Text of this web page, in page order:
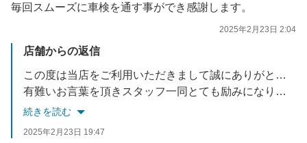
毎回スムーズに車検を通す事ができ感謝します。
2025年2月23日 2:04
店舗からの返信
この度は当店をご利用いただきまして誠にありがとうございました。
有難いお言葉を頂きスタッフ一同とても励みになります。
次回もお客様に喜んで頂けるよう心掛けていきます。
続きを読む
2025年2月23日 19:47